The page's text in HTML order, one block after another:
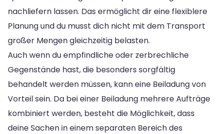
nachliefern lassen. Das ermöglicht dir eine flexiblere
Planung und du musst dich nicht mit dem Transport
großer Mengen gleichzeitig belasten.
Auch wenn du empfindliche oder zerbrechliche
Gegenstände hast, die besonders sorgfältig
behandelt werden müssen, kann eine Beiladung von
Vorteil sein. Da bei einer Beiladung mehrere Aufträge
kombiniert werden, besteht die Möglichkeit, dass
deine Sachen in einem separaten Bereich des